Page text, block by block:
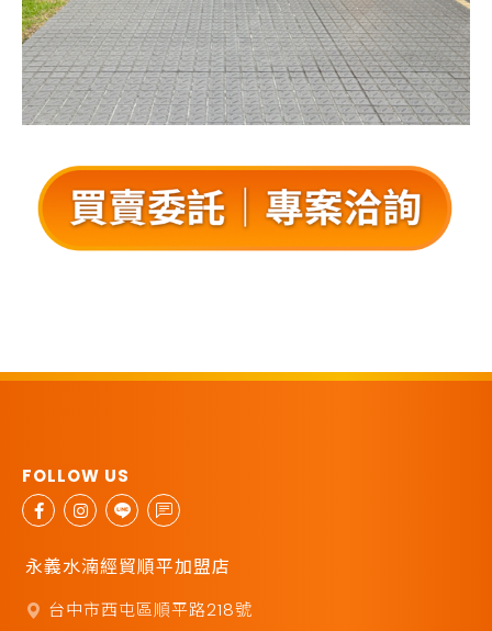
永義水湳經貿順平加盟店
台中市西屯區順平路218號